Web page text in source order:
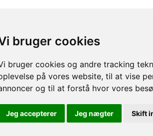
bruger cookies
bruger cookies og andre tracking
på vores website, til at vise
og til at forstå hvor vores
Jeg accepterer Jeg nægter Skift